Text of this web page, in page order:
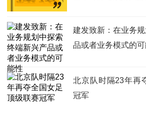
建发致新：在业务
品或者业务模式的
北京队时隔23年再
冠军